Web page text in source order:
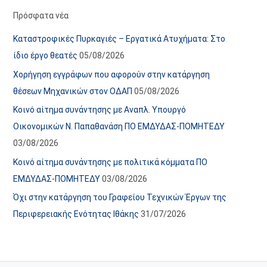
α
τ
ή
σ
ε
ω
ν
ε
θ
ρ
ω
ν
ι
σ
τ
ο
χ
ο
Πρόσφατα νέα
Καταστροφικές Πυρκαγιές – Εργατικά Ατυχήματα: Στο
ίδιο έργο θεατές 05/08/2026
Χορήγηση εγγράφων που αφορούν στην κατάργηση
θέσεων Μηχανικών στον ΟΔΑΠ 05/08/2026
Κοινό αίτημα συνάντησης με Αναπλ. Υπουργό
Οικονομικών Ν. Παπαθανάση ΠΟ ΕΜΔΥΔΑΣ-ΠΟΜΗΤΕΔΥ
03/08/2026
Κοινό αίτημα συνάντησης με πολιτικά κόμματα ΠΟ
ΕΜΔΥΔΑΣ-ΠΟΜΗΤΕΔΥ03/08/2026
Όχι στην κατάργηση του Γραφείου Τεχνικών Έργων της
Περιφερειακής Ενότητας Ιθάκης 31/07/2026